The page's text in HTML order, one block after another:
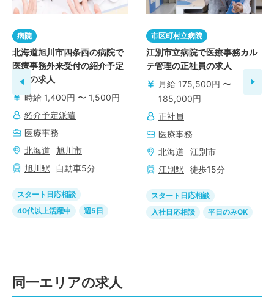
病院
北海道旭川市四条西の病院で
医療事務外来受付の紹介予定
派遣の求人
時給 1,400円 〜 1,500円
紹介予定派遣
医療事務
北海道
旭川市
旭川駅 自動車5分
スタート日応相談
40代以上活躍中
週5日
市区町村立病院
江別市立病院で医療事務カル
テ管理の正社員の求人
月給 175,500円 〜
185,000円
正社員
医療事務
北海道
江別市
江別駅 徒歩15分
スタート日応相談
入社日応相談
平日のみOK
同一エリアの求人